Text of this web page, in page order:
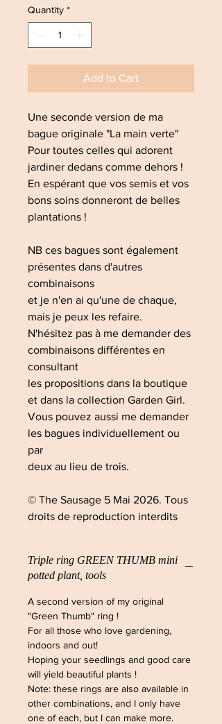
Quantity *
Add to Cart
Une seconde version de ma
bague originale "La main verte"
Pour toutes celles qui adorent
jardiner dedans comme dehors !
En espérant que vos semis et vos
bons soins donneront de belles
plantations !
NB ces bagues sont également
présentes dans d'autres
combinaisons
et je n'en ai qu'une de chaque,
mais je peux les refaire.
N'hésitez pas à me demander des
combinaisons différentes en
consultant
les propositions dans la boutique
et dans la collection Garden Girl.
Vous pouvez aussi me demander
les bagues individuellement ou
par
deux au lieu de trois.
© The Sausage 5 Mai 2026. Tous
droits de reproduction interdits
Triple ring GREEN THUMB mini
potted plant, tools
A second version of my original
"Green Thumb" ring !
For all those who love gardening,
indoors and out!
Hoping your seedlings and good care
will yield beautiful plants !
Note: these rings are also available in
other combinations, and I only have
one of each, but I can make more.